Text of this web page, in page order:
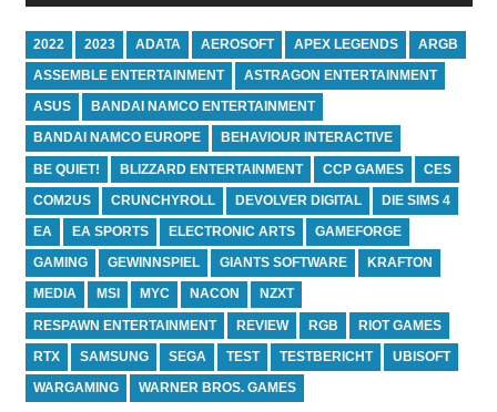
2022 2023 ADATA AEROSOFT APEX LEGENDS ARGB
ASSEMBLE ENTERTAINMENT ASTRAGON ENTERTAINMENT
ASUS BANDAI NAMCO ENTERTAINMENT
BANDAI NAMCO EUROPE BEHAVIOUR INTERACTIVE
BE QUIET! BLIZZARD ENTERTAINMENT CCP GAMES CES
COM2US CRUNCHYROLL DEVOLVER DIGITAL DIE SIMS 4
EA EA SPORTS ELECTRONIC ARTS GAMEFORGE
GAMING GEWINNSPIEL GIANTS SOFTWARE KRAFTON
MEDIA MSI MYC NACON NZXT
RESPAWN ENTERTAINMENT REVIEW RGB RIOT GAMES
RTX SAMSUNG SEGA TEST TESTBERICHT UBISOFT
WARGAMING WARNER BROS. GAMES